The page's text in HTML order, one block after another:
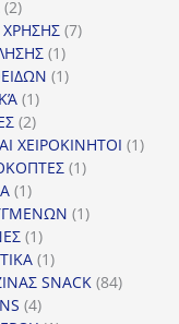
22
προϊόντα
ΧΡΗΣΗΣ 77
11
προϊόν
11
11
προϊόν
22
προϊόντα
ΧΕΙΡΟΚΙΝΗΤΟΙ 11
11
11
προϊόν11
11
προϊόν
11
προϊόν
SNACK 8484
44